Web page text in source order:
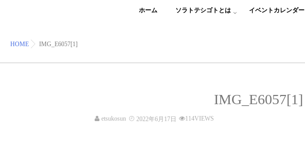
ホーム ソラトテシゴトとは イベントカレンダー
HOME IMG_E6057[1]
IMG_E6057[1]
etsukosun 2022年6月17日 114VIEWS